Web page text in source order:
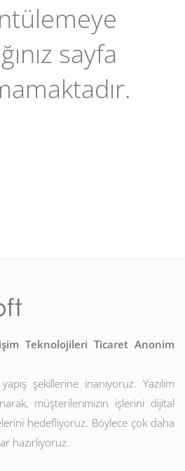
sayfa
Teknolojileri Ticaret Anonim
şekillerine inanıyoruz. Yazılım
müşterilerimizin işlerini dijital
hedefliyoruz. Böylece çok daha
hazırlıyoruz.